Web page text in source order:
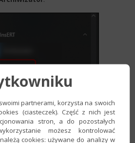
partnerami, korzysta na swoich
(ciasteczek). Część z nich jest
stron, a do pozostałych
możesz kontrolować
cookies: używane do analizy w